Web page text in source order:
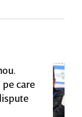
care